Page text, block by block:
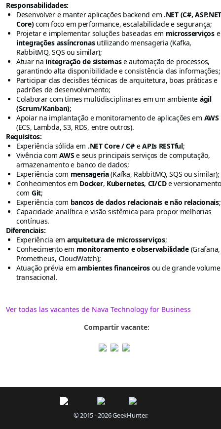
Responsabilidades:
Desenvolver e manter aplicações backend em .NET (C#,
Core)com foco em performance, escalabilidade e segurança;
Projetar e implementar soluções baseadas em microsserviçose
integrações assíncronasutilizando mensageria (Kafka,
RabbitMQ, SQS ou similar);
Atuar na integração de sistemase automação de processos,
garantindo alta disponibilidade e consistência das informações;
Participar das decisões técnicas de arquitetura, boas práticas e
padrões de desenvolvimento;
Colaborar com times multidisciplinares em um ambiente ágil
(Scrum/Kanban);
Apoiar na implantação e monitoramento de aplicações em AWS
(ECS, Lambda, S3, RDS, entre outros).
Requisitos:
Experiência sólida em .NET Core / C#eAPIs RESTful;
Vivência comAWS e seus principais serviços de computação,
armazenamento e banco de dados;
Experiência com mensageria(Kafka, RabbitMQ, SQS ou similar);
Conhecimentos em Docker, Kubernetes, CI/CDe versionamento
com Git;
Experiência com bancos de dados relacionais e não relacionais;
Capacidade analítica e visão sistêmica para propor melhorias
contínuas.
Diferenciais:
Experiência em arquitetura de microsserviços;
Conhecimento em monitoramento e observabilidade(Grafana,
Prometheus, CloudWatch);
Atuação prévia em ambientes financeiros ou de grande volume
transacional.
Ver todas las vacantes de Nava Technology for Business
Compartir vacante:
© 2015 - 2026 GeekHunter.